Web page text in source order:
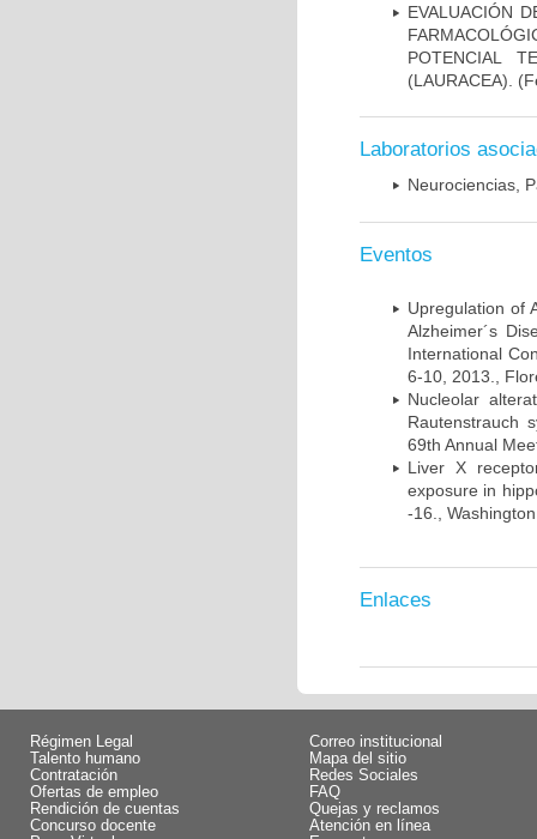
EVALUACIÓN
POTENCIAL
(LAURACEA).
Laboratorios
Neurociencias,
Eventos
Upregulation of
Alzheimer´s
International
6-10, 2013.,
Nucleolar
Rautenstrauch
69th Annual
Liver X
exposure in
-16.,
Enlaces
Régimen Legal
Talento humano
Contratación
Ofertas de empleo
Rendición de cuentas
Concurso docente
Correo institucional
Mapa del sitio
Redes Sociales
FAQ
Quejas y reclamos
Atención en línea